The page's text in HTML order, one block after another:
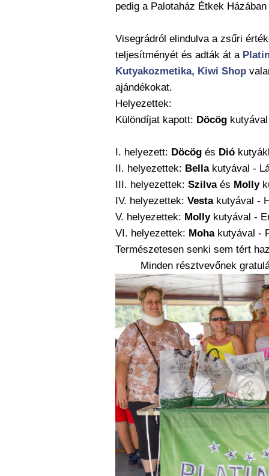
pedig a Palotaház Étkek
Visegrádról elindulva a zsűri
teljesítményét és adták át a
Kutyakozmetika, Kiwi Shop
ajándékokat.
Helyezettek:
Különdíjat kapott: Döcög
I. helyezett: Döcögés Dió
II. helyezettek: Bellakutyával -
III. helyezettek: Szilvaés Molly
IV. helyezettek: Vestakutyával -
V. helyezettek: Mollykutyával -
VI. helyezettek: Mohakutyával -
Természetesen senki sem tért
Minden résztvevőnek